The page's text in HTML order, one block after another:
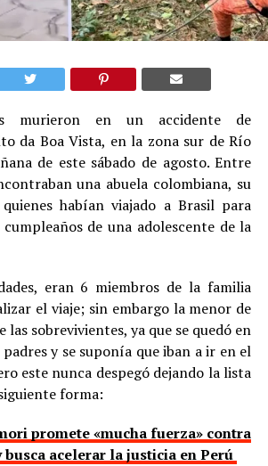
murieron en un accidente de
da Boa Vista, en la zona sur de Río
de este sábado de agosto. Entre
una abuela colombiana, su
habían viajado a Brasil para
de una adolescente de la
eran 6 miembros de la familia
el viaje; sin embargo la menor de
las sobrevivientes, ya que se quedó en
y se suponía que iban a ir en el
este nunca despegó dejando la lista
forma:
promete «mucha fuerza» contra
acelerar la justicia en Perú